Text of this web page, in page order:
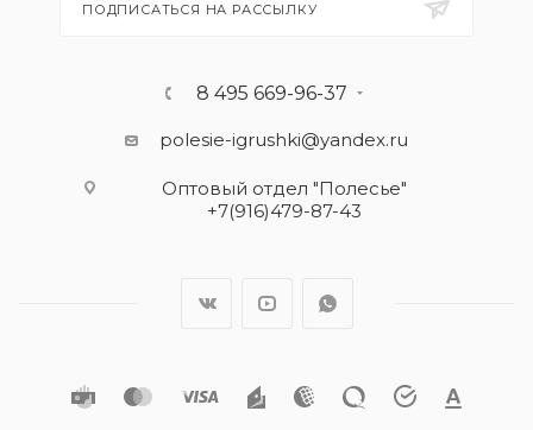
ПОДПИСАТЬСЯ НА РАССЫЛКУ
8 495 669-96-37
polesie-igrushki@yandex.ru
Оптовый отдел "Полесье"
+7(916)479-87-43